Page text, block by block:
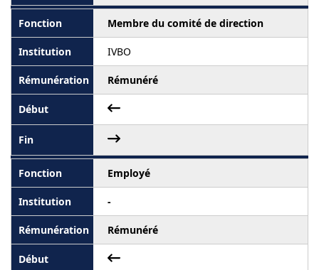
Membre du comité de direction
IVBO
Rémunéré
Employé
-
Rémunéré